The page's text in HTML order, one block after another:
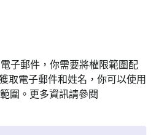
子郵件，你需要將權限範圍配
取電子郵件和姓名，你可以使用
圍。更多資訊請參閱